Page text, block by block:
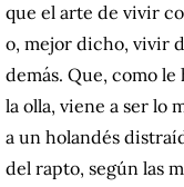
que el arte de vivir
o, mejor dicho, vivir
demás. Que, como
la olla, viene a ser lo
a un holandés
del rapto, según las